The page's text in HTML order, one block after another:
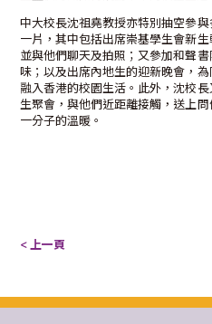
中大校長沈祖堯教授亦特別抽空參
一片，其中包括出席崇基學生會新
並與他們聊天及拍照；又參加和聲
味；以及出席內地生的迎新晚會，
融入香港的校園生活。此外，沈校
生聚會，與他們近距離接觸，送上
一分子的溫暖。
< 上一頁